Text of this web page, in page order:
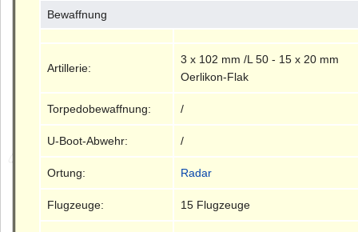
Bewaffnung
Artillerie:
3 x 102 mm /L 50 - 15 x 20 mm
Oerlikon-Flak
Torpedobewaffnung: /
U-Boot-Abwehr: /
Ortung: Radar
Flugzeuge: 15 Flugzeuge